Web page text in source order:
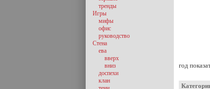
год
тренды
Игры
мифы
офис
руководство
Стена
ева
вверх
вниз
доспехи
клан